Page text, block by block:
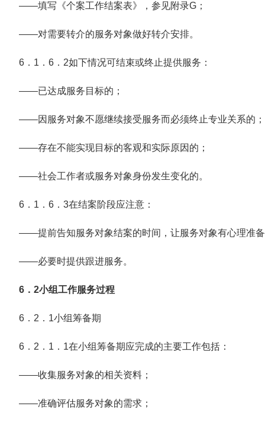
——填写《个案工作结案表》，参见附录G；
——对需要转介的服务对象做好转介安排。
6．1．6．2如下情况可结束或终止提供服务：
——已达成服务目标的；
——因服务对象不愿继续接受服务而必须终止专业关系的；
——存在不能实现目标的客观和实际原因的；
——社会工作者或服务对象身份发生变化的。
6．1．6．3在结案阶段应注意：
——提前告知服务对象结案的时间，让服务对象有心理准
——必要时提供跟进服务。
6．2小组工作服务过程
6．2．1小组筹备期
6．2．1．1在小组筹备期应完成的主要工作包括：
——收集服务对象的相关资料；
——准确评估服务对象的需求；